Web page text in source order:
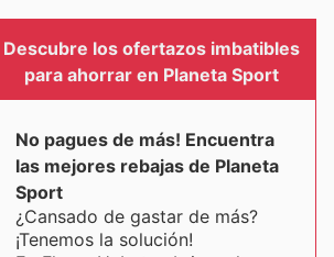
Descubre los ofertazos imbatibles
para ahorrar en Planeta Sport
No pagues de más! Encuentra
las mejores rebajas de Planeta
Sport
¿Cansado de gastar de más?
¡Tenemos la solución!